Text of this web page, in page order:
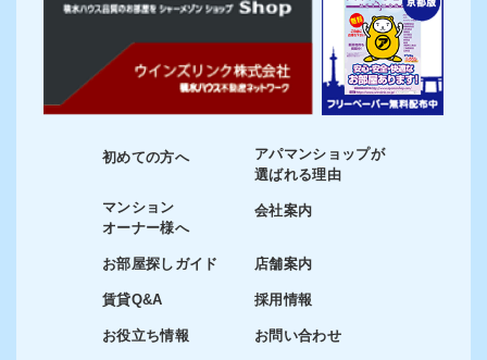
初めての方へ
マンション
オーナー様へ
お部屋探しガイド
賃貸Q&A
お役立ち情報
アパマンショップが
選ばれる理由
会社案内
店舗案内
採用情報
お問い合わせ